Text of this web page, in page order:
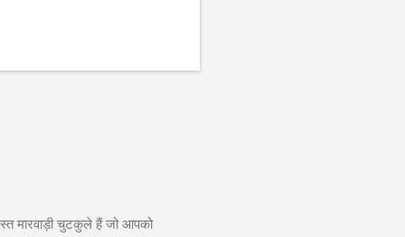
मारवाड़ी चुटकुले हैं जो आपको